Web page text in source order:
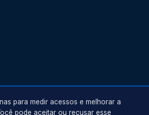
para medir acessos e melhorar a
pode aceitar ou recusar esse